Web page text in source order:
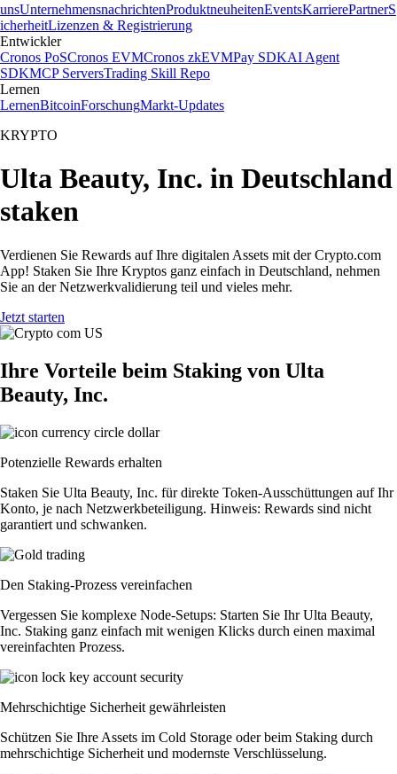
unsUnternehmensnachrichtenProduktneuheitenEventsKarrierePartnerS
icherheitLizenzen & Registrierung
Entwickler
Cronos PoSCronos EVMCronos zkEVMPay SDKAI Agent
SDKMCP ServersTrading Skill Repo
Lernen
LernenBitcoinForschungMarkt-Updates
KRYPTO
Ulta Beauty, Inc. in Deutschland
staken
Verdienen Sie Rewards auf Ihre digitalen Assets mit der Crypto.com
App! Staken Sie Ihre Kryptos ganz einfach in Deutschland, nehmen
Sie an der Netzwerkvalidierung teil und vieles mehr.
Jetzt starten
Ihre Vorteile beim Staking von Ulta
Beauty, Inc.
Potenzielle Rewards erhalten
Staken Sie Ulta Beauty, Inc. für direkte Token-Ausschüttungen auf Ihr
Konto, je nach Netzwerkbeteiligung. Hinweis: Rewards sind nicht
garantiert und schwanken.
Den Staking-Prozess vereinfachen
Vergessen Sie komplexe Node-Setups: Starten Sie Ihr Ulta Beauty,
Inc. Staking ganz einfach mit wenigen Klicks durch einen maximal
vereinfachten Prozess.
Mehrschichtige Sicherheit gewährleisten
Schützen Sie Ihre Assets im Cold Storage oder beim Staking durch
mehrschichtige Sicherheit und modernste Verschlüsselung.